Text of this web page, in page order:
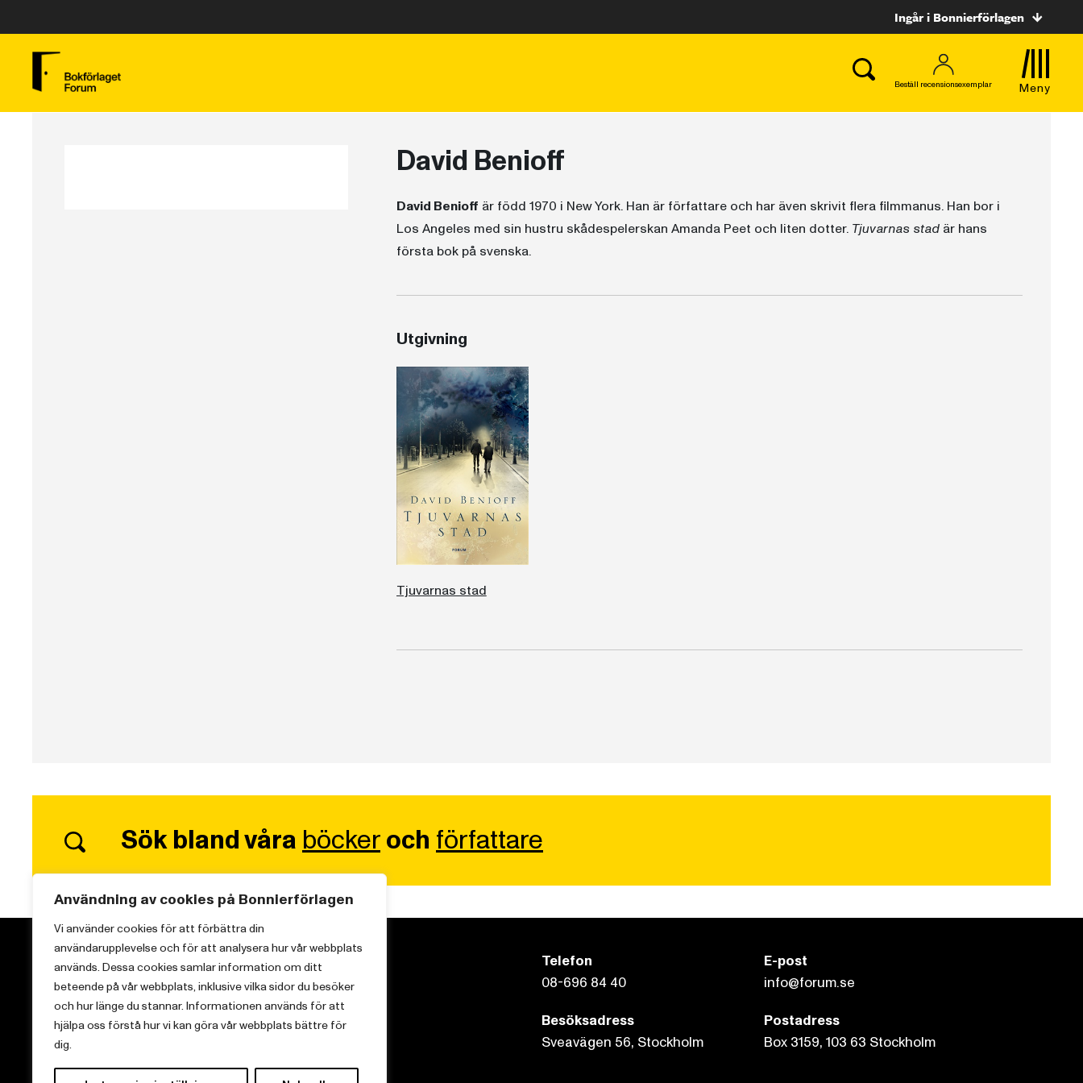
Användning av cookies på Bonnierförlagen
Vi använder cookies för att förbättra din
användarupplevelse och för att analysera hur vår webbplats
används. Dessa cookies samlar information om ditt
beteende på vår webbplats, inklusive vilka sidor du besöker
och hur länge du stannar. Informationen används för att
hjälpa oss förstå hur vi kan göra vår webbplats bättre för
dig.
Ingår i Bonnierförlagen
Beställ recensionsexemplar Meny
David Benioff
David Benioff är född 1970 i New York. Han är författare och har även skrivit flera filmmanus. Han bor i
Los Angeles med sin hustru skådespelerskan Amanda Peet och liten dotter. Tjuvarnas stadär hans
första bok på svenska.
Utgivning
Tjuvarnas stad
Sök bland våraböckeroch författare
Vi brinner för starka berättelser och att sprida
kunskap inom aktuella ämnen.
Telefon
08-696 84 40
E-post
info@forum.se
Besöksadress
Sveavägen 56, Stockholm
Postadress
Box 3159, 103 63 Stockholm